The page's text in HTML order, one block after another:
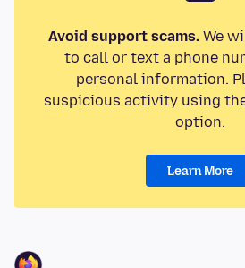
Avoid support scams.We
to call or text a phone
personal information.
suspicious activity using the
option.
Learn More